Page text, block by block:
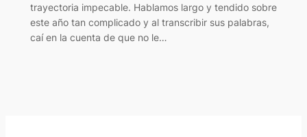
trayectoria impecable. Hablamos largo y tendido sobre
este año tan complicado y al transcribir sus palabras,
caí en la cuenta de que no le…